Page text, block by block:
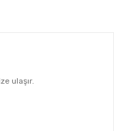
ulaşır.